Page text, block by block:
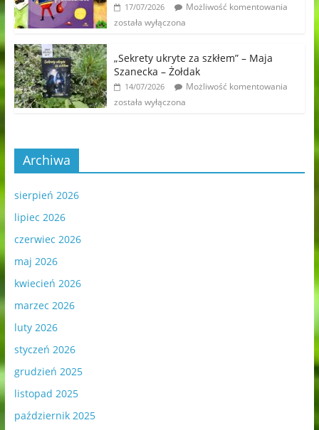
17/07/2026
Możliwość komentowania
została wyłączona
„Sekrety ukryte za szkłem” – Maja
Szanecka – Żołdak
14/07/2026
Możliwość komentowania
została wyłączona
Archiwa
sierpień 2026
lipiec 2026
czerwiec 2026
maj 2026
kwiecień 2026
marzec 2026
luty 2026
styczeń 2026
grudzień 2025
listopad 2025
październik 2025